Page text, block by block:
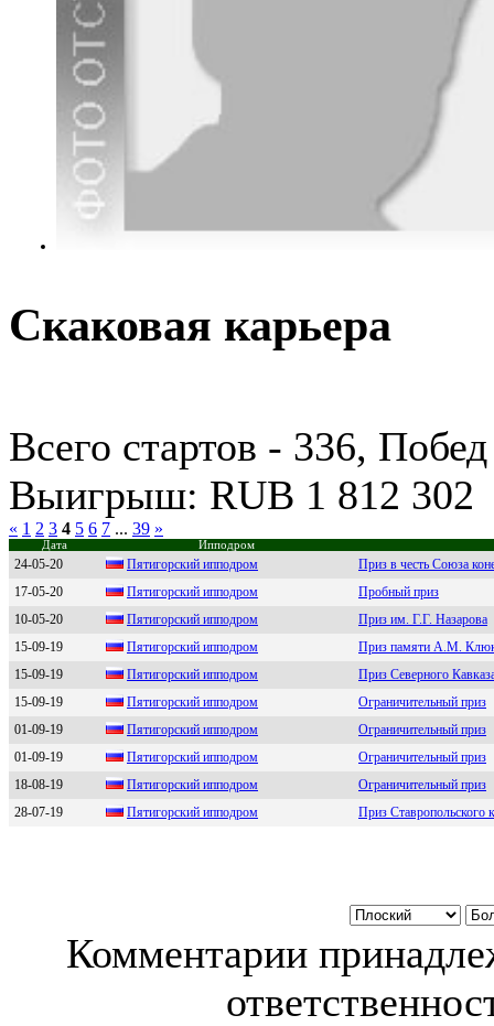
Скаковая карьера
Всего стартов - 336,
Выигрыш: RUB 1 812 302
« 1 2 3 4 5 6 7 ... 39 »
Дата Ипподром
24-05-20 Пятигoрcкий иппoдрoм
Приз в честь Союза
17-05-20
Пятигoрский иппoдрoм
Пробный приз
10-05-20
Пятигоpский ипподpом
Приз им. Г.Г. Назарова
15-09-19
Пятигoрский иппoдрoм
Приз памяти А.М.
15-09-19
Пятигоpский ипподpом
Приз Северного
15-09-19
Пятигоpcкий ипподpом
Ограничительный приз
01-09-19
Пятигoрcкий иппoдрoм
Ограничительный приз
01-09-19
Пятигopcкий иппoдpoм
Ограничительный приз
18-08-19
Пятигоpcкий ипподpом
Ограничительный приз
28-07-19
Пятигoрский иппoдрoм Приз Ставропольского
Комментарии